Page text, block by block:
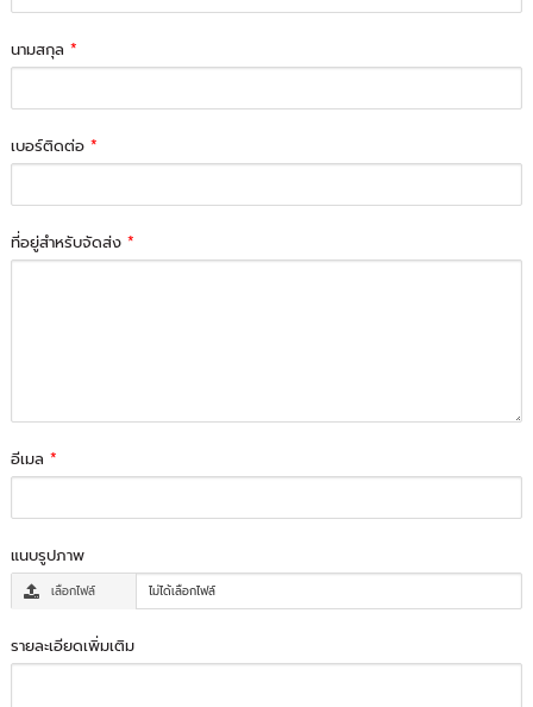
นามสกุล*
เบอร์ติดต่อ*
ที่อยู่สำหรับจัดส่ง*
อีเมล*
แนบรูปภาพ
เลือกไฟล์ ไม่ได้เลือกไฟล์
รายละเอียดเพิ่มเติม